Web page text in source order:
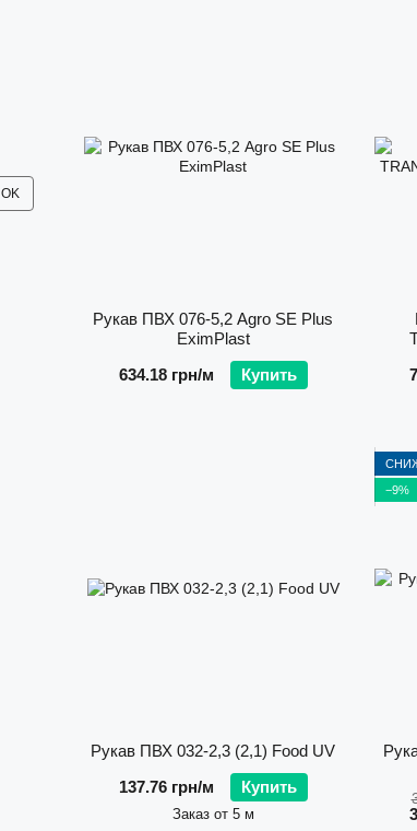
Рукав ПВХ 076-5,2 Agro SE Plus
EximPlast
634.18 грн/м
Купить
Рукав ПВХ 032-2,3 (2,1) Food UV
137.76 грн/м
Купить
Заказ от 5 м
−9%
OK